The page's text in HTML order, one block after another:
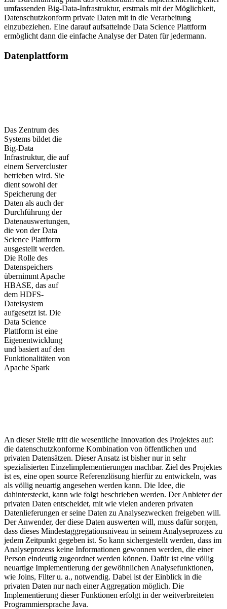
umfassenden Big-Data-Infrastruktur, erstmals mit der Möglichkeit,
Datenschutzkonform private Daten mit in die Verarbeitung
einzubeziehen. Eine darauf aufsattelnde Data Science Plattform
ermöglicht dann die einfache Analyse der Daten für jedermann.
Datenplattform
Das Zentrum des
Systems bildet die
Big-Data
Infrastruktur, die auf
einem Servercluster
betrieben wird. Sie
dient sowohl der
Speicherung der
Daten als auch der
Durchführung der
Datenauswertungen,
die von der Data
Science Plattform
ausgestellt werden.
Die Rolle des
Datenspeichers
übernimmt Apache
HBASE, das auf
dem HDFS-
Dateisystem
aufgesetzt ist. Die
Data Science
Plattform ist eine
Eigenentwicklung
und basiert auf den
Funktionalitäten von
Apache Spark
An dieser Stelle tritt die wesentliche Innovation des Projektes auf:
die datenschutzkonforme Kombination von öffentlichen und
privaten Datensätzen. Dieser Ansatz ist bisher nur in sehr
spezialisierten Einzelimplementierungen machbar. Ziel des Projektes
ist es, eine open source Referenzlösung hierfür zu entwickeln, was
als völlig neuartig angesehen werden kann. Die Idee, die
dahintersteckt, kann wie folgt beschrieben werden. Der Anbieter der
privaten Daten entscheidet, mit wie vielen anderen privaten
Datenlieferungen er seine Daten zu Analysezwecken freigeben will.
Der Anwender, der diese Daten auswerten will, muss dafür sorgen,
dass dieses Mindestaggregationsniveau in seinem Analyseprozess zu
jedem Zeitpunkt gegeben ist. So kann sichergestellt werden, dass im
Analyseprozess keine Informationen gewonnen werden, die einer
Person eindeutig zugeordnet werden können. Dafür ist eine völlig
neuartige Implementierung der gewöhnlichen Analysefunktionen,
wie Joins, Filter u. a., notwendig. Dabei ist der Einblick in die
privaten Daten nur nach einer Aggregation möglich. Die
Implementierung dieser Funktionen erfolgt in der weitverbreiteten
Programmiersprache Java.